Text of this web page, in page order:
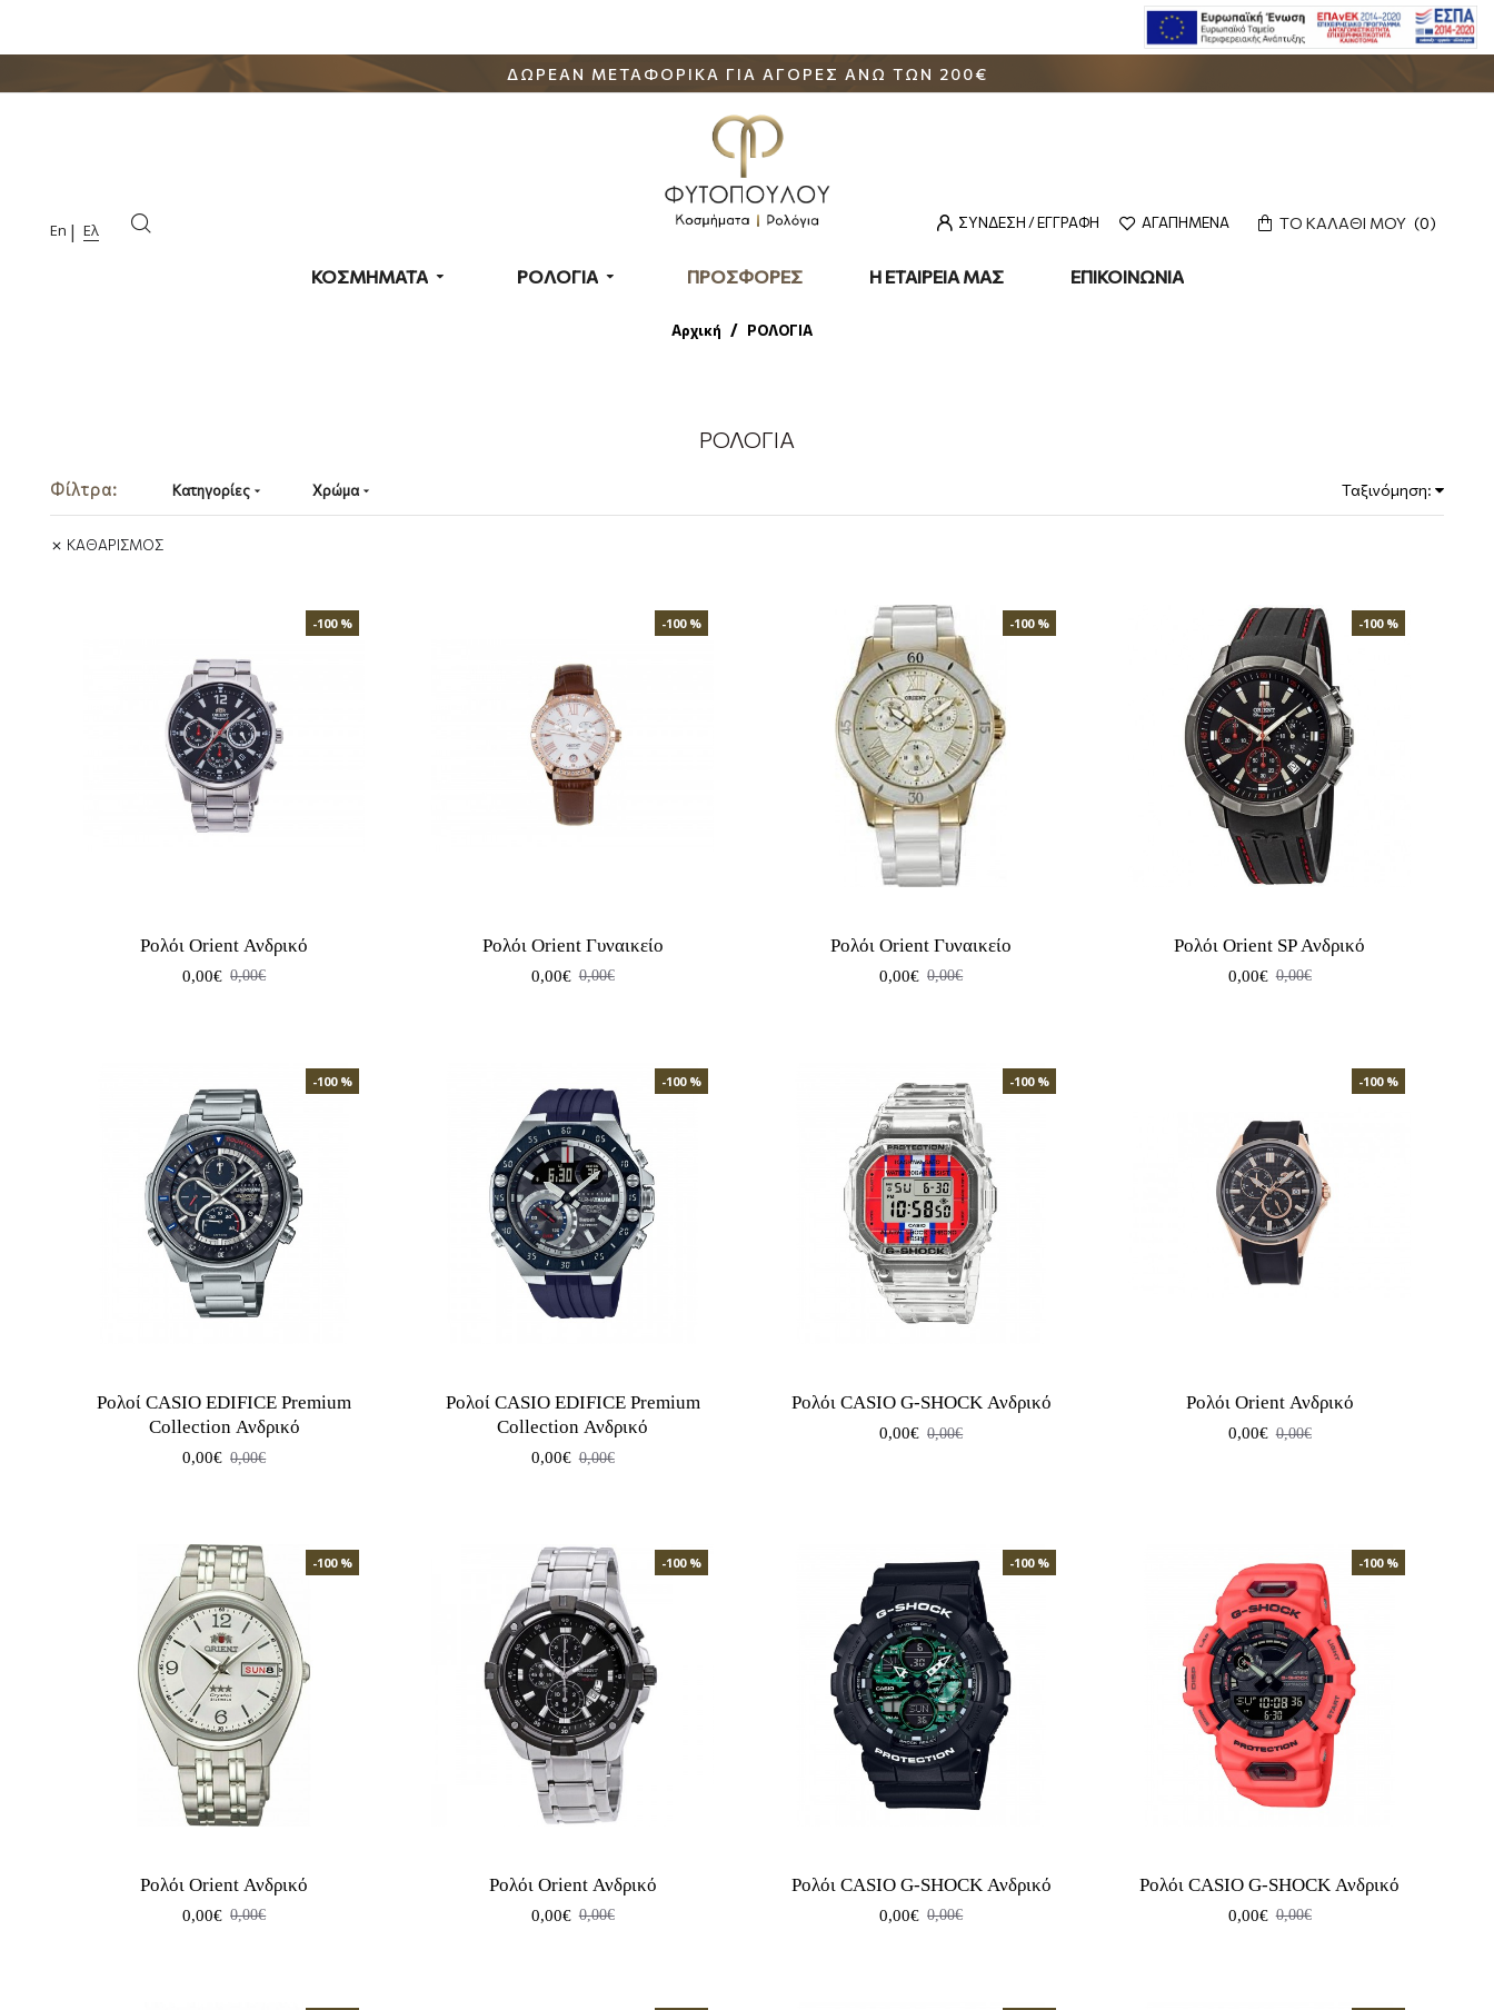
ΔΩΡΕΑΝ ΜΕΤΑΦΟΡΙΚΑ ΓΙΑ ΑΓΟΡΕΣ ΑΝΩ ΤΩΝ 200€
En Ελ ΣΥΝΔΕΣΗ / ΕΓΓΡΑΦΗ ΑΓΑΠΗΜΕΝΑ ΤΟ ΚΑΛΑΘΙ ΜΟΥ 0
ΚΟΣΜΗΜΑΤΑ ΡΟΛΟΓΙΑ ΠΡΟΣΦΟΡΕΣ Η ΕΤΑΙΡΕΙΑ ΜΑΣ ΕΠΙΚΟΙΝΩΝΙΑ
Αρχική ΡΟΛΟΓΙΑ
ΡΟΛΟΓΙΑ
Φίλτρα:
ΚΑΘΑΡΙΣΜΟΣ
Κατηγορίες Χρώμα Ταξινόμηση:
-100 %
Ρολόι Orient Ανδρικό
0,00€ 0,00€
-100 %
Ρολόι Orient Γυναικείο
0,00€ 0,00€
-100 %
Ρολόι Orient Γυναικείο
0,00€ 0,00€
-100 %
Ρολόι Orient SP Ανδρικό
0,00€ 0,00€
-100 %
Ρολοί CASIO EDIFICE Premium
Collection Ανδρικό
0,00€ 0,00€
-100 %
Ρολοί CASIO EDIFICE Premium
Collection Ανδρικό
0,00€ 0,00€
-100 %
Ρολόι CASIO G-SHOCK Ανδρικό
0,00€ 0,00€
-100 %
Ρολόι Orient Ανδρικό
0,00€ 0,00€
-100 %
Ρολόι Orient Ανδρικό
0,00€ 0,00€
-100 %
Ρολόι Orient Ανδρικό
0,00€ 0,00€
-100 %
Ρολόι CASIO G-SHOCK Ανδρικό
0,00€ 0,00€
-100 %
Ρολόι CASIO G-SHOCK Ανδρικό
0,00€ 0,00€